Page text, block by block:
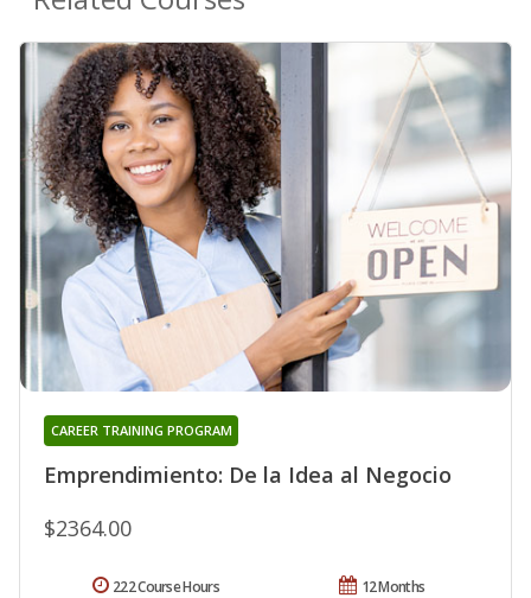
Emprendimiento: De la Idea al Negocio
CAREER TRAINING PROGRAM
$2364.00
12 Months
222 Course Hours